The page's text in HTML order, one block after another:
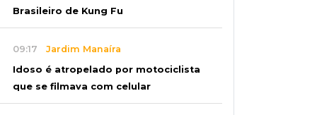
Brasileiro de Kung Fu
09:17 Jardim Manaíra
Idoso é atropelado por motociclista
que se filmava com celular